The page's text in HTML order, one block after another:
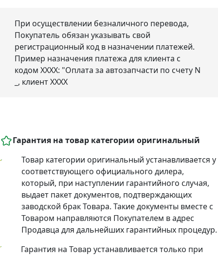
При осуществлении безналичного перевода,
Покупатель обязан указывать свой
регистрационный код в назначении платежей.
Пример назначения платежа для клиента с
кодом ХХХХ: "Оплата за автозапчасти по счету N
_, клиент ХХХХ
Гарантия на товар категории оригинальный
Товар категории оригинальный устанавливается у
соответствующего официального дилера,
который, при наступлении гарантийного случая,
выдает пакет документов, подтверждающих
заводской брак Товара. Такие документы вместе с
Товаром направляются Покупателем в адрес
Продавца для дальнейших гарантийных процедур.
Гарантия на Товар устанавливается только при